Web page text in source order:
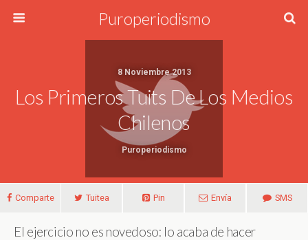
Puroperiodismo
8 Noviembre 2013
Los Primeros Tuits De Los Medios
Chilenos
Puroperiodismo
Comparte Tuitea Pin Envía SMS
El ejercicio no es novedoso: lo acaba de hacer